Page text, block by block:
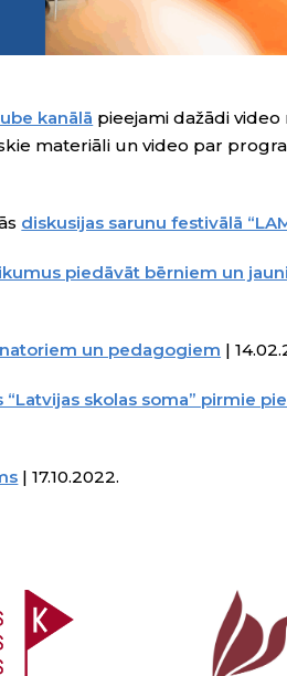
kanālā pieejami dažādi video
materiāli un video par
diskusijas sarunu festivālā
piedāvāt bērniem un
un pedagogiem |
skolas soma” pirmie
| 17.10.2022.